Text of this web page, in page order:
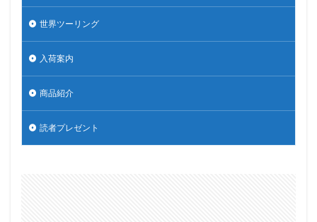
世界ツーリング
入荷案内
商品紹介
読者プレゼント